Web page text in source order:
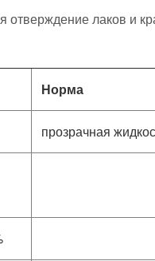
лаков и
Норма
прозрачная